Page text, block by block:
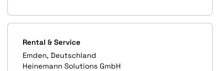
Rental & Service
Emden, Deutschland
Heinemann Solutions GmbH